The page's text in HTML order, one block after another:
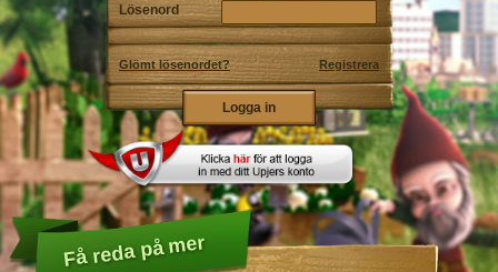
Lösenord
Glömt lösenordet? Registrera
Få reda på mer